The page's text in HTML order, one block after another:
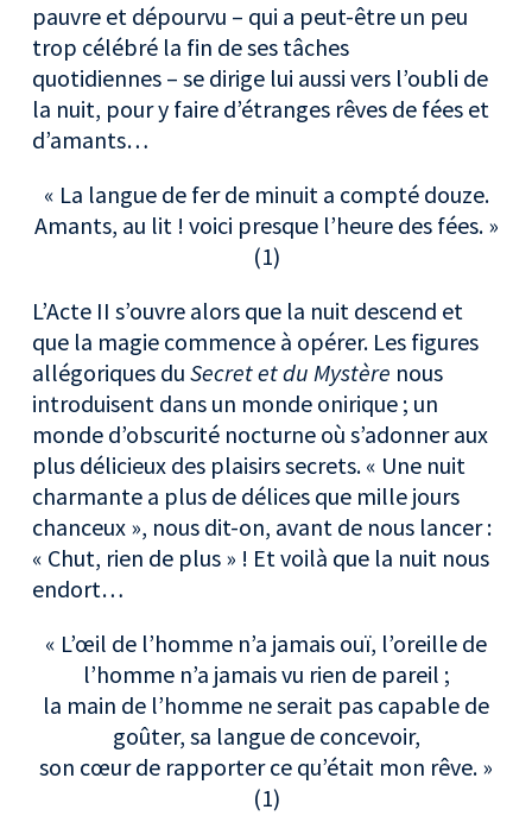
pauvre et dépourvu – qui a peut-être un peu
trop célébré la fin de ses tâches
quotidiennes – se dirige lui aussi vers l’oubli de
la nuit, pour y faire d’étranges rêves de fées et
d’amants…
« La langue de fer de minuit a compté douze.
Amants, au lit ! voici presque l’heure des fées. »
(1)
L’Acte II s’ouvre alors que la nuit descend et
que la magie commence à opérer. Les figures
allégoriques duSecret et du Mystère nous
introduisent dans un monde onirique ; un
monde d’obscurité nocturne où s’adonner aux
plus délicieux des plaisirs secrets. « Une nuit
charmante a plus de délices que mille jours
chanceux », nous dit-on, avant de nous lancer :
« Chut, rien de plus » ! Et voilà que la nuit nous
endort…
« L’œil de l’homme n’a jamais ouï, l’oreille de
l’homme n’a jamais vu rien de pareil ;
la main de l’homme ne serait pas capable de
goûter, sa langue de concevoir,
son cœur de rapporter ce qu’était mon rêve. »
(1)